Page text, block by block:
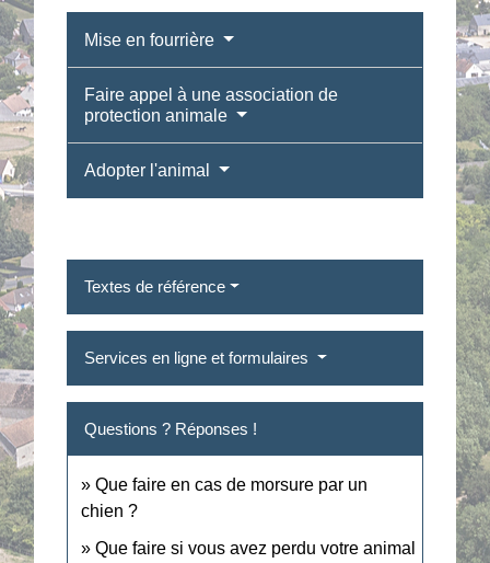
Mise en fourrière
Faire appel à une association de
protection animale
Adopter l'animal
Textes de référence
Services en ligne et formulaires
Questions ? Réponses !
Que faire en cas de morsure par un
chien ?
Que faire si vous avez perdu votre animal